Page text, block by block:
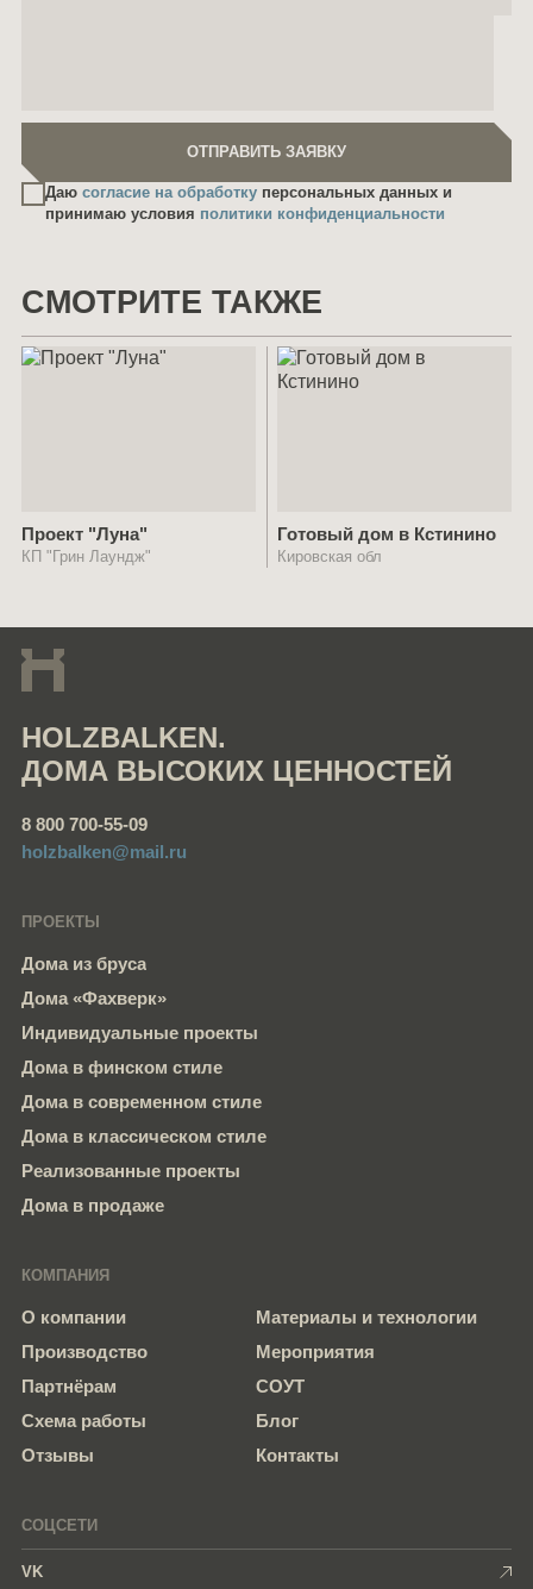
ОТПРАВИТЬ ЗАЯВКУ
ОТПРАВИТЬ ЗАЯВКУ
Даю согласие на обработку персональных данных и
принимаю условия политики конфиденциальности
СМОТРИТЕ ТАКЖЕ
Проект "Луна"
КП "Грин Лаундж"
Готовый дом в Кстинино
Кировская обл
HOLZBALKEN.
ДОМА ВЫСОКИХ ЦЕННОСТЕЙ
8 800 700-55-09
holzbalken@mail.ru
ПРОЕКТЫ
Дома из бруса
Дома «Фахверк»
Индивидуальные проекты
Дома в финском стиле
Дома в современном стиле
Дома в классическом стиле
Реализованные проекты
Дома в продаже
КОМПАНИЯ
О компании
Производство
Партнёрам
Схема работы
Отзывы
Материалы и технологии
Мероприятия
СОУТ
Блог
Контакты
СОЦСЕТИ
VK